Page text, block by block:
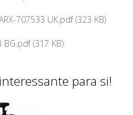
707533 UK.pdf (323 KB)
BG.pdf (317 KB)
para si!